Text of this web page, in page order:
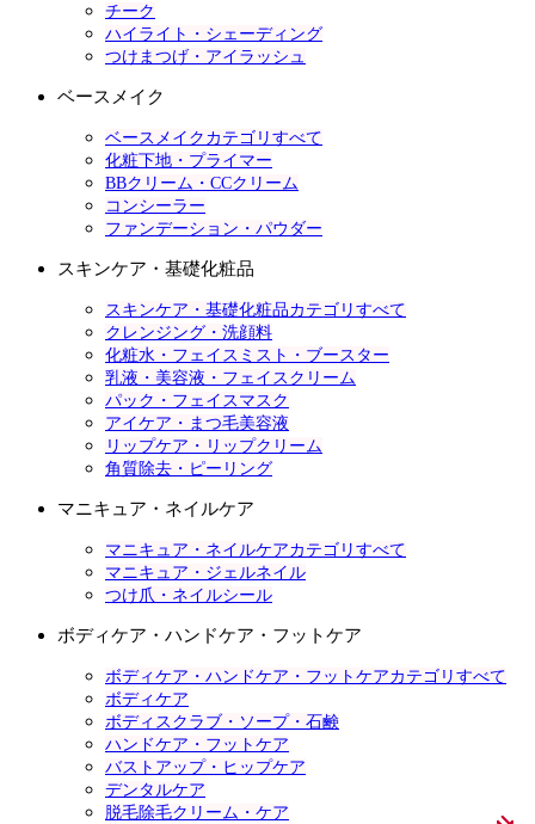
チーク
ハイライト・シェーディング
つけまつげ・アイラッシュ
ベースメイク
ベースメイクカテゴリすべて
化粧下地・プライマー
BBクリーム・CCクリーム
コンシーラー
ファンデーション・パウダー
スキンケア・基礎化粧品
スキンケア・基礎化粧品カテゴリすべて
クレンジング・洗顔料
化粧水・フェイスミスト・ブースター
乳液・美容液・フェイスクリーム
パック・フェイスマスク
アイケア・まつ毛美容液
リップケア・リップクリーム
角質除去・ピーリング
マニキュア・ネイルケア
マニキュア・ネイルケアカテゴリすべて
マニキュア・ジェルネイル
つけ爪・ネイルシール
ボディケア・ハンドケア・フットケア
ボディケア・ハンドケア・フットケアカテゴリすべて
ボディケア
ボディスクラブ・ソープ・石鹸
ハンドケア・フットケア
バストアップ・ヒップケア
デンタルケア
脱毛除毛クリーム・ケア